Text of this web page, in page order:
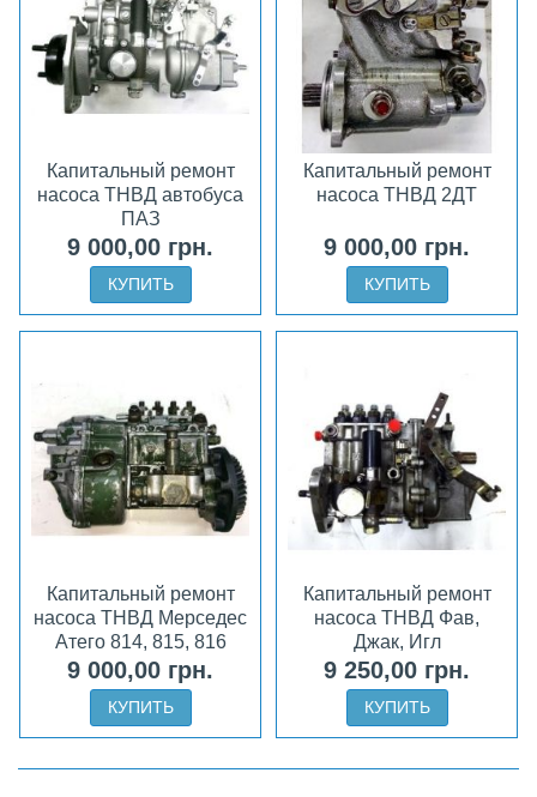
Капитальный ремонт
насоса ТНВД автобуса
ПАЗ
9 000,00 грн.
КУПИТЬ
Капитальный ремонт
насоса ТНВД 2ДТ
9 000,00 грн.
КУПИТЬ
Капитальный ремонт
насоса ТНВД Мерседес
Атего 814, 815, 816
9 000,00 грн.
КУПИТЬ
Капитальный ремонт
насоса ТНВД Фав,
Джак, Игл
9 250,00 грн.
КУПИТЬ